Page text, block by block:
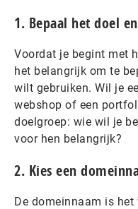
1. Bepaal het doel
Voordat je begint met
het belangrijk om te
wilt gebruiken. Wil je
webshop of een
doelgroep: wie wil je
voor hen belangrijk?
2. Kies een
De domeinnaam is